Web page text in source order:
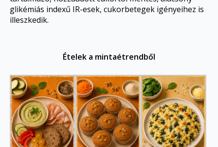
glikémiás indexű IR-esek, cukorbetegek igényeihez is
illeszkedik.
Ételek a mintaétrendből